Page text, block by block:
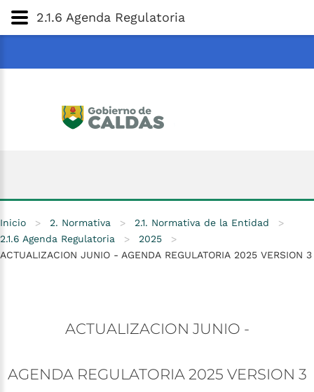
Gobernación de
2.1.6 Agenda Regulatoria
Inicio > 2. Normativa > 2.1. Normativa de la Entidad
>
2.1.6 Agenda Regulatoria
> 2025
>
ACTUALIZACION JUNIO - AGENDA REGULATORIA 2025 VERSION 3
ACTUALIZACION JUNIO -
AGENDA REGULATORIA 2025 VERSION 3